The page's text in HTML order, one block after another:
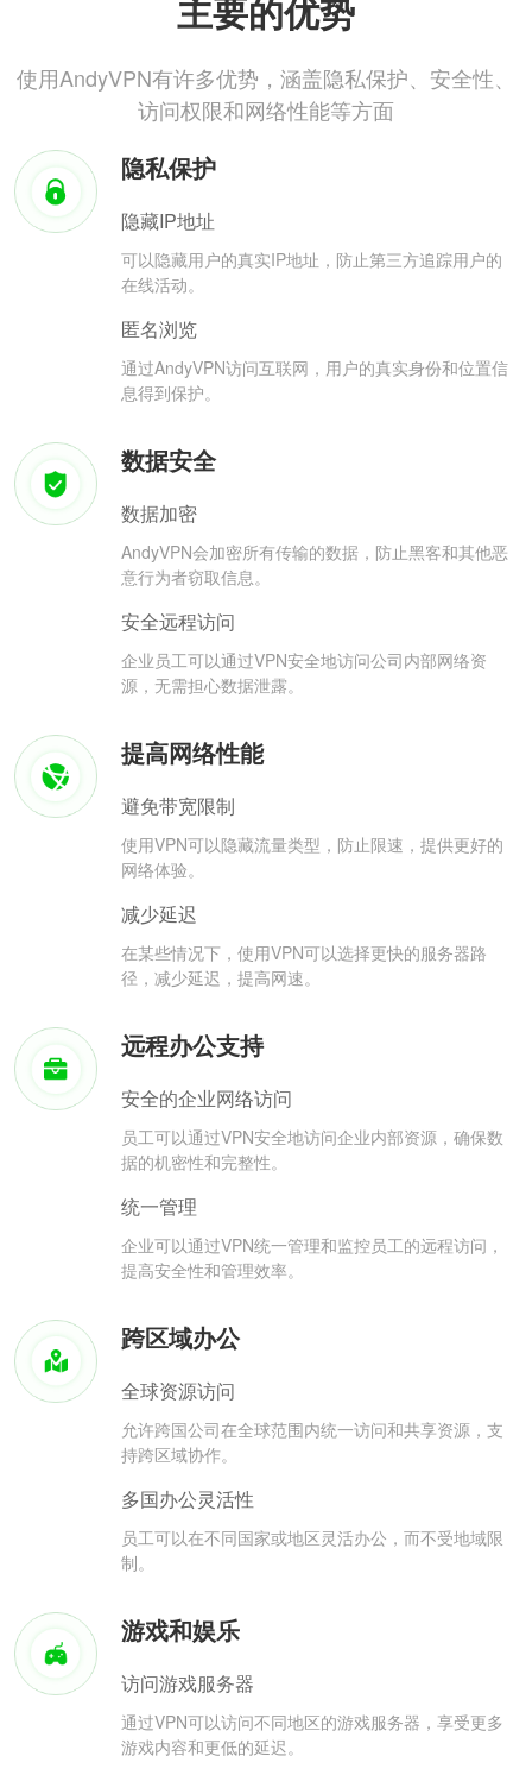
主要的优势
使用AndyVPN有许多优势，涵盖隐私保护、安全性、
访问权限和网络性能等方面
隐私保护
隐藏IP地址
可以隐藏用户的真实IP地址，防止第三方追踪用户的
在线活动。
匿名浏览
通过AndyVPN访问互联网，用户的真实身份和位置信
息得到保护。
数据安全
数据加密
AndyVPN会加密所有传输的数据，防止黑客和其他恶
意行为者窃取信息。
安全远程访问
企业员工可以通过VPN安全地访问公司内部网络资
源，无需担心数据泄露。
提高网络性能
避免带宽限制
使用VPN可以隐藏流量类型，防止限速，提供更好的
网络体验。
减少延迟
在某些情况下，使用VPN可以选择更快的服务器路
径，减少延迟，提高网速。
远程办公支持
安全的企业网络访问
员工可以通过VPN安全地访问企业内部资源，确保数
据的机密性和完整性。
统一管理
企业可以通过VPN统一管理和监控员工的远程访问，
提高安全性和管理效率。
跨区域办公
全球资源访问
允许跨国公司在全球范围内统一访问和共享资源，支
持跨区域协作。
多国办公灵活性
员工可以在不同国家或地区灵活办公，而不受地域限
制。
游戏和娱乐
访问游戏服务器
通过VPN可以访问不同地区的游戏服务器，享受更多
游戏内容和更低的延迟。